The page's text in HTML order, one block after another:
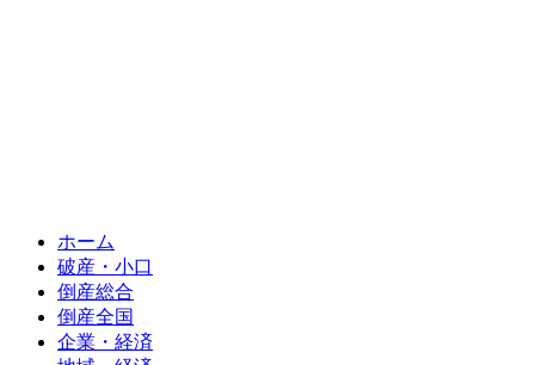
ホーム
破産・小口
倒産総合
倒産全国
企業・経済